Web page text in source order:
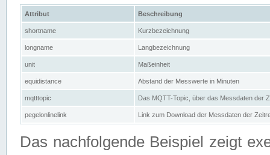
Attribut Beschreibung
shortname Kurzbezeichnung
longname Langbezeichnung
unit Maßeinheit
equidistance Abstand der Messwerte in Minuten
mqtttopic Das MQTT-Topic, über das Messdaten der
pegelonlinelink Link zum Download der Messdaten der
Das nachfolgende Beispiel zeigt